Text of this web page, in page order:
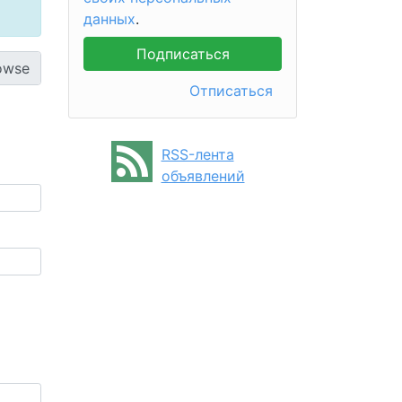
данных.
Отписаться
RSS-лента
объявлений